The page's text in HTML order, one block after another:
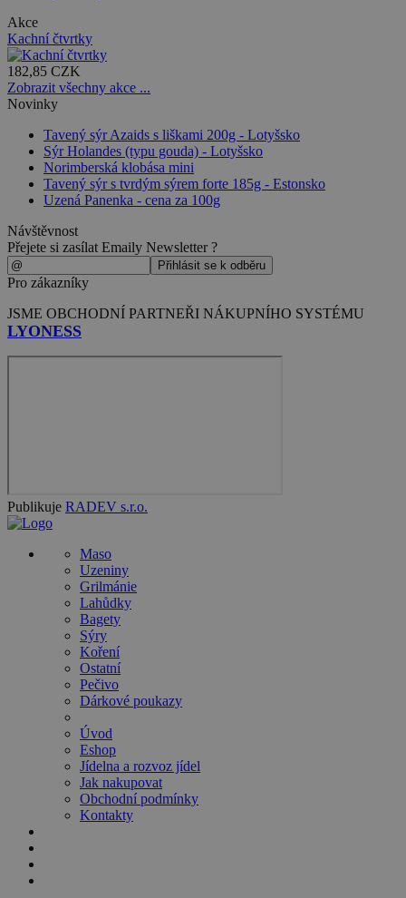
Akce
Kachní čtvrtky
182,85 CZK
Zobrazit všechny akce ...
Novinky
Tavený sýr Azaids s liškami 200g - Lotyšsko
Sýr Holandes (typu gouda) - Lotyšsko
Norimberská klobása mini
Tavený sýr s tvrdým sýrem forte 185g - Estonsko
Uzená Panenka - cena za 100g
Návštěvnost
Přejete si zasílat Emaily Newsletter ?
Pro zákazníky
JSME OBCHODNÍ PARTNEŘI NÁKUPNÍHO SYSTÉMU
LYONESS
Publikuje RADEV s.r.o.
Maso
Uzeniny
Grilmánie
Lahůdky
Bagety
Sýry
Koření
Ostatní
Pečivo
Dárkové poukazy
Úvod
Eshop
Jídelna a rozvoz jídel
Jak nakupovat
Obchodní podmínky
Kontakty